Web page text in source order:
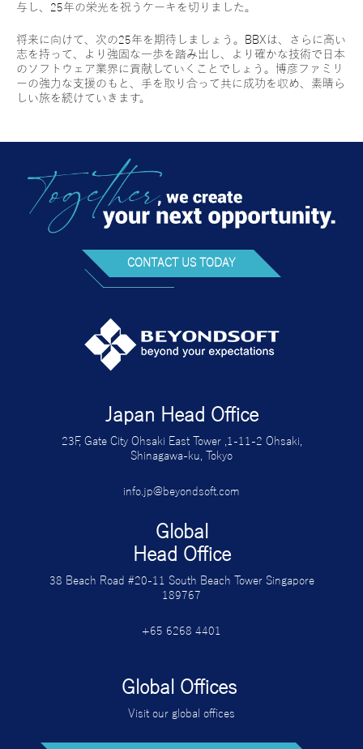
与し、25年の栄光を祝うケーキを切りました。
将来に向けて、次の25年を期待しましょう。BBXは、さらに高い
志を持って、より強固な一歩を踏み出し、より確かな技術で日本
のソフトウェア業界に貢献していくことでしょう。博彦ファミリ
ーの強力な支援のもと、手を取り合って共に成功を収め、素晴ら
しい旅を続けていきます。
CONTACT US TODAY
Japan Head Office
23F, Gate City Ohsaki East Tower ,1-11-2 Ohsaki,
Shinagawa-ku, Tokyo
info.jp@beyondsoft.com
Global
Head Office
38 Beach Road #20-11 South Beach Tower Singapore
189767
+65 6268 4401
Global Offices
Visit our global offices